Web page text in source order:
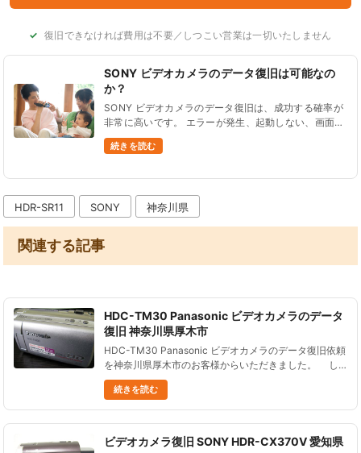
復旧できなければ費用は不要／しつこい営業は一切いたしません
SONY ビデオカメラのデータ復旧は可能なの
か？
SONY ビデオカメラのデータ復旧は、成功する確率が
非常に高いです。 エラーが発生、起動しない、画面が
壊れた、データ削除したなど、ほとんどの状況からデ
ータを復旧できます。 データ復旧に対応している型
続きを読む
HDR-SR11 SONY 神奈川県
関連する記事
HDC-TM30 Panasonic ビデオカメラのデータ
復旧 神奈川県厚木市
HDC-TM30 Panasonic ビデオカメラのデータ復旧依頼
を神奈川県厚木市のお客様からいただきました。 し
ばらくビデオカメラを使わないままにしていて、 久し
ぶりに電源を入れたところ、 ......
続きを読む
ビデオカメラ復旧 SONY HDR-CX370V 愛知県